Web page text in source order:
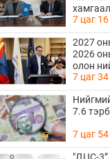
7 цаг
2027
2026
олон
7 цаг
7.6
7 цаг